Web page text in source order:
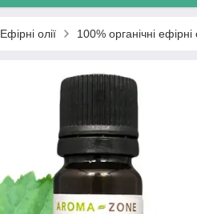
Ефірні олії 100% органічні ефірні